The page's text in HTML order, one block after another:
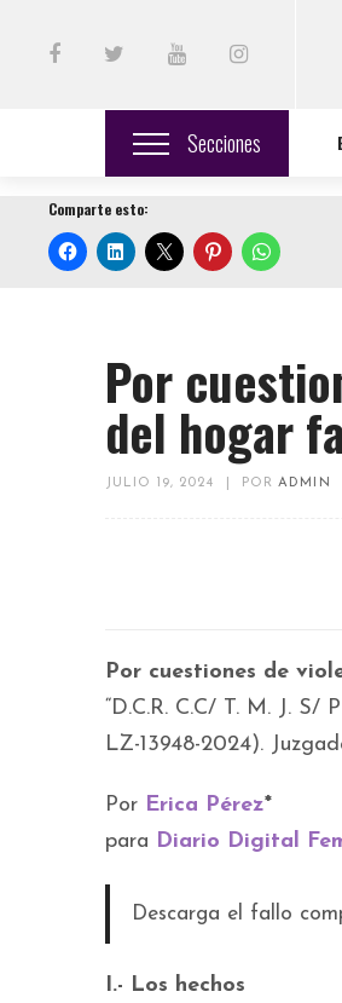
Secciones
Comparte esto:
Por
del hogar
JULIO 19, 2024 PORADMIN
Por cuestiones de
“D.C.R. C.C/ T. M. J.
LZ-13948-2024).
Por Erica Pérez*
para Diario Digital
Descarga el fallo
I.- Los hechos